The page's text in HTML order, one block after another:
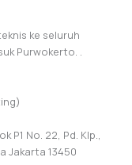
ke seluruh
Purwokerto. .
P1 No. 22, Pd. Klp.,
Jakarta 13450